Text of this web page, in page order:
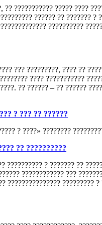
??????????? ????? ????
?????? ?? ??????? ?
??????????
??? ?????????, ???? ??
???? ???????????
?? ?????? – ?? ??????
? ??? ?? ??????
? ????» ????????
?? ??????????
?????????? ? ??????? ??
???????????? ???
??????????????? ?????????